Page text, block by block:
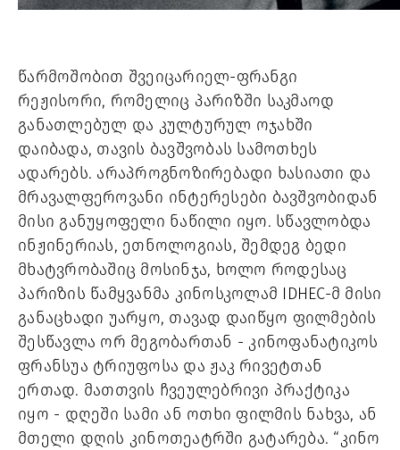
წარმოშობით შვეიცარიელ-ფრანგი
რეჟისორი, რომელიც პარიზში საკმაოდ
განათლებულ და კულტურულ ოჯახში
დაიბადა, თავის ბავშვობას სამოთხეს
ადარებს. არაპროგნოზირებადი ხასიათი და
მრავალფეროვანი ინტერესები ბავშვობიდან
მისი განუყოფელი ნაწილი იყო. სწავლობდა
ინჟინერიას, ეთნოლოგიას, შემდეგ ბედი
მხატვრობაშიც მოსინჯა, ხოლო როდესაც
პარიზის წამყვანმა კინოსკოლამ IDHEC-მ მისი
განაცხადი უარყო, თავად დაიწყო ფილმების
შესწავლა ორ მეგობართან - კინოფანატიკოს
ფრანსუა ტრიუფოსა და ჟაკ რივეტთან
ერთად. მათთვის ჩვეულებრივი პრაქტიკა
იყო - დღეში სამი ან ოთხი ფილმის ნახვა, ან
მთელი დღის კინოთეატრში გატარება. “კინო